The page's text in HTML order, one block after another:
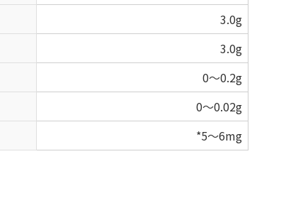
3.0g
3.0g
0～0.2g
0～0.02g
*5～6mg